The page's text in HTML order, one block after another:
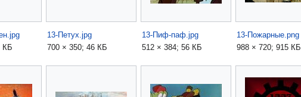
КБ
13-Петух.jpg
700 × 350; 46 КБ
13-Пиф-паф.jpg
512 × 384; 56 КБ
13-Пожарные.png
988 × 720; 915 КБ